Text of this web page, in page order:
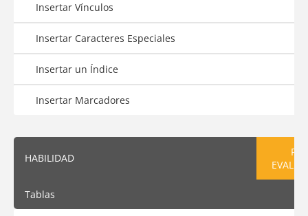
Insertar Vínculos
Insertar Caracteres Especiales
Insertar un Índice
Insertar Marcadores
HABILIDAD
Tablas